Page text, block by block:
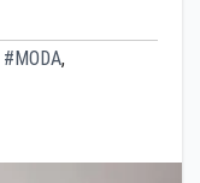
#MODA,